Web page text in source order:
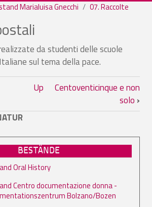
Marialuisa Gnecchi 07. Raccolte
da studenti delle scuole
sul tema della pace.
links for Cartoline postali
Up
Centoventicinque e non
solo ›
BESTÄNDE
Oral History
Centro documentazione donna -
Bolzano/Bozen